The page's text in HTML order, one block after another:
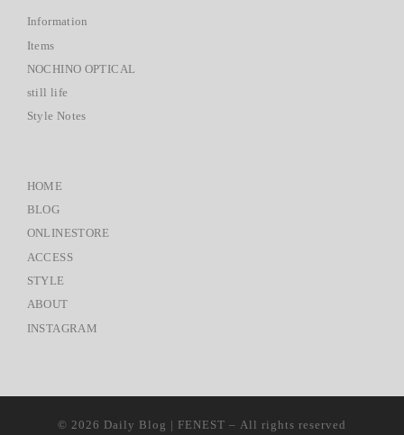
Information
Items
NOCHINO OPTICAL
still life
Style Notes
HOME
BLOG
ONLINESTORE
ACCESS
STYLE
ABOUT
INSTAGRAM
© 2026 Daily Blog | FENEST – All rights reserved